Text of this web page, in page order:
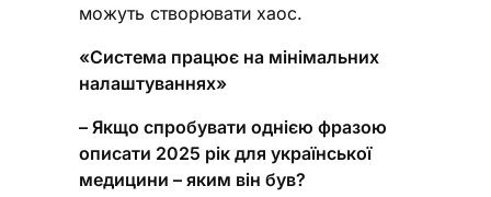
можуть створювати хаос.
«Система працює на мінімальних
налаштуваннях»
– Якщо спробувати однією фразою
описати 2025 рік для української
медицини – яким він був?